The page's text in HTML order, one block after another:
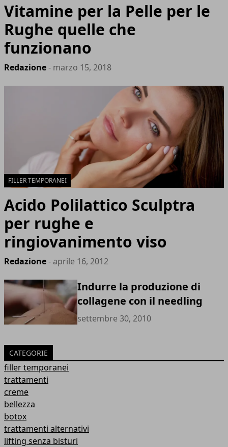
Vitamine per la Pelle per le
Rughe quelle che
funzionano
Redazione- marzo 15, 2018
FILLER TEMPORANEI
Acido Polilattico Sculptra
per rughe e
ringiovanimento viso
Redazione- aprile 16, 2012
Indurre la produzione di
collagene con il needling
settembre 30, 2010
CATEGORIE
filler temporanei
trattamenti
creme
bellezza
botox
trattamenti alternativi
lifting senza bisturi